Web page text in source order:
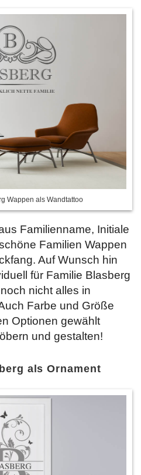
Wappen als Wandtattoo
Familienname, Initiale
Familien Wappen
Auf Wunsch hin
für Familie Blasberg
nicht alles in
Farbe und Größe
Optionen gewählt
und gestalten!
als Ornament